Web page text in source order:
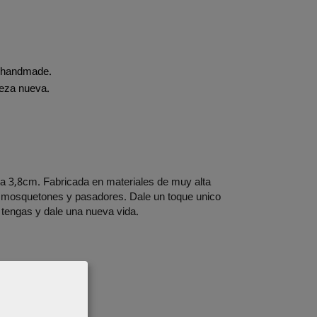
nueva.
3,8cm. Fabricada en materiales de muy alta
y pasadores. Dale un toque unico
y dale una nueva vida.